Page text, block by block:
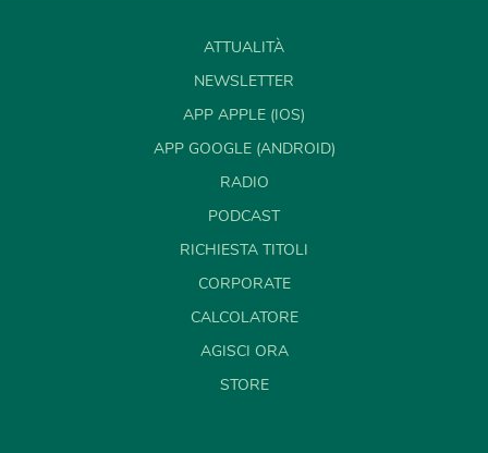
ATTUALITÀ
NEWSLETTER
APP APPLE (IOS)
APP GOOGLE (ANDROID)
RADIO
PODCAST
RICHIESTA TITOLI
CORPORATE
CALCOLATORE
AGISCI ORA
STORE